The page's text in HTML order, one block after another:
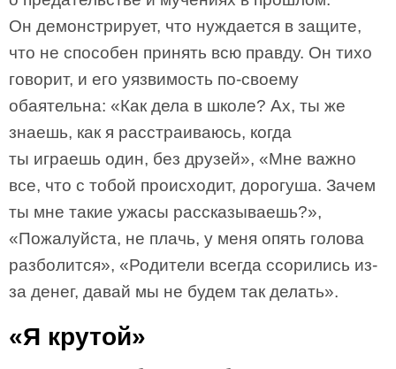
Он демонстрирует, что нуждается в защите,
что не способен принять всю правду. Он тихо
говорит, и его уязвимость по-своему
обаятельна: «Как дела в школе? Ах, ты же
знаешь, как я расстраиваюсь, когда
ты играешь один, без друзей», «Мне важно
все, что с тобой происходит, дорогуша. Зачем
ты мне такие ужасы рассказываешь?»,
«Пожалуйста, не плачь, у меня опять голова
разболится», «Родители всегда ссорились из-
за денег, давай мы не будем так делать».
«Я крутой»